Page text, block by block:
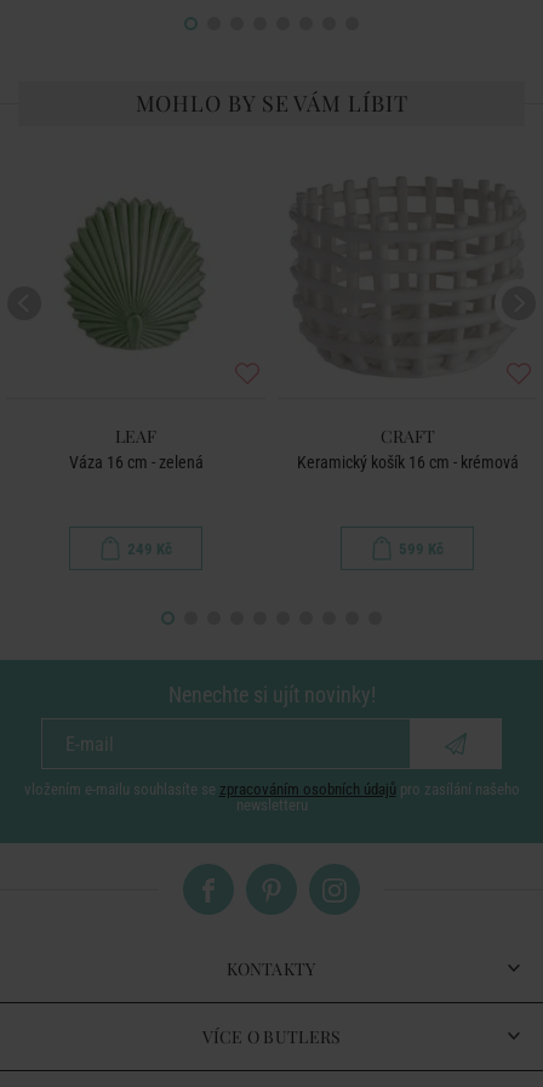
MOHLO BY SE VÁM LÍBIT
LEAF
Váza 16 cm - zelená
249 Kč
CRAFT
Keramický košík 16 cm - krémová
599 Kč
Nenechte si ujít novinky!
vložením e-mailu souhlasíte se zpracováním osobních údajů pro zasílání našeho
newsletteru
KONTAKTY
VÍCE O BUTLERS